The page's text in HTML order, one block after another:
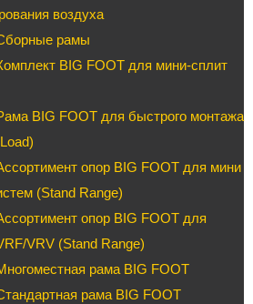
воздуха
рамы
BIG FOOT для мини-сплит
BIG FOOT для быстрого монтажа
опор BIG FOOT для мини
(Stand Range)
опор BIG FOOT для
VRV (Stand Range)
рама BIG FOOT
рама BIG FOOT